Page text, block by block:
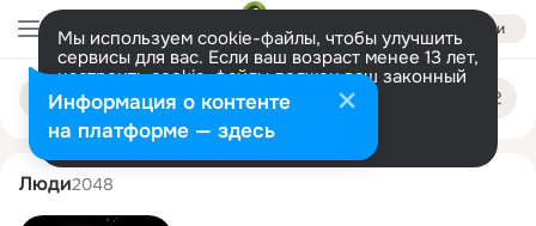
Войти
Мы используем cookie-файлы, чтобы улучшить
сервисы для вас. Если ваш возраст менее 13 лет,
настроить cookie-файлы должен ваш законный
представитель. Больше информации
Разрешить все Настроить
Поиск
людям
aleksandr shiryaev
Люди2048
Информация о контенте
на платформе — здесь